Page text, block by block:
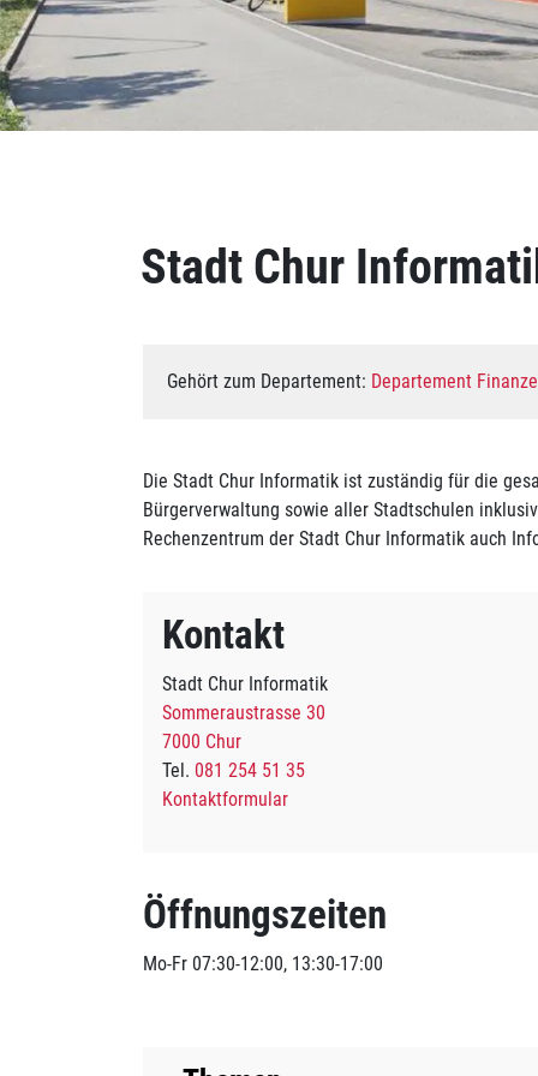
Stadt Chur
Gehört zum Departement: Departement
Die Stadt Chur Informatik ist zuständig für die
Bürgerverwaltung sowie aller Stadtschulen
Rechenzentrum der Stadt Chur Informatik auch
Kontakt
Stadt Chur Informatik
Sommeraustrasse 30
7000 Chur
Tel. 081 254 51 35
Kontaktformular
Öffnungszeiten
Mo-Fr 07:30-12:00, 13:30-17:00
Zugehörige Objekte